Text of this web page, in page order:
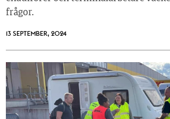
frågor.
13 SEPTEMBER, 2024